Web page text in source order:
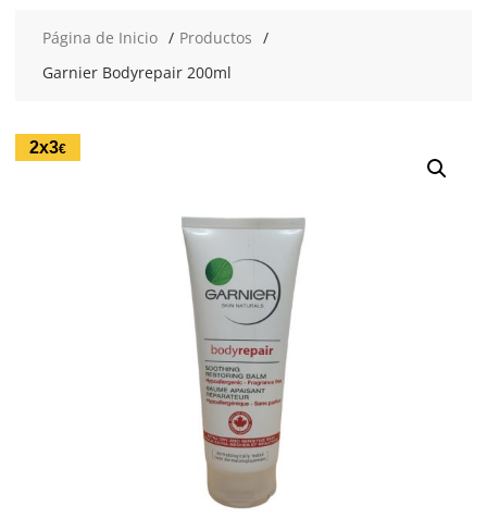
Página de Inicio
Productos
Garnier Bodyrepair 200ml
2x3€